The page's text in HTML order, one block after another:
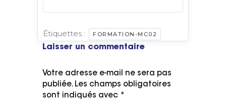
Étiquettes : FORMATION-MC02
Laisser un commentaire
Votre adresse e-mail ne sera pas
publiée. Les champs obligatoires
sont indiqués avec *